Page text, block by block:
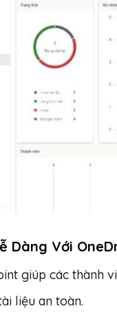
Dàng Với
giúp các thành
liệu an toàn.